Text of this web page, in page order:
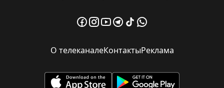
О телеканалеКонтактыРеклама